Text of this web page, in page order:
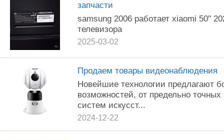
запчасти
samsung 2006 работает xiaomi 50"
телевизора
2025-03-02
Продаем товары видеонаблюдения
Новейшие технологии предлагают
возможностей, от предельно
систем искусст...
2024-12-22